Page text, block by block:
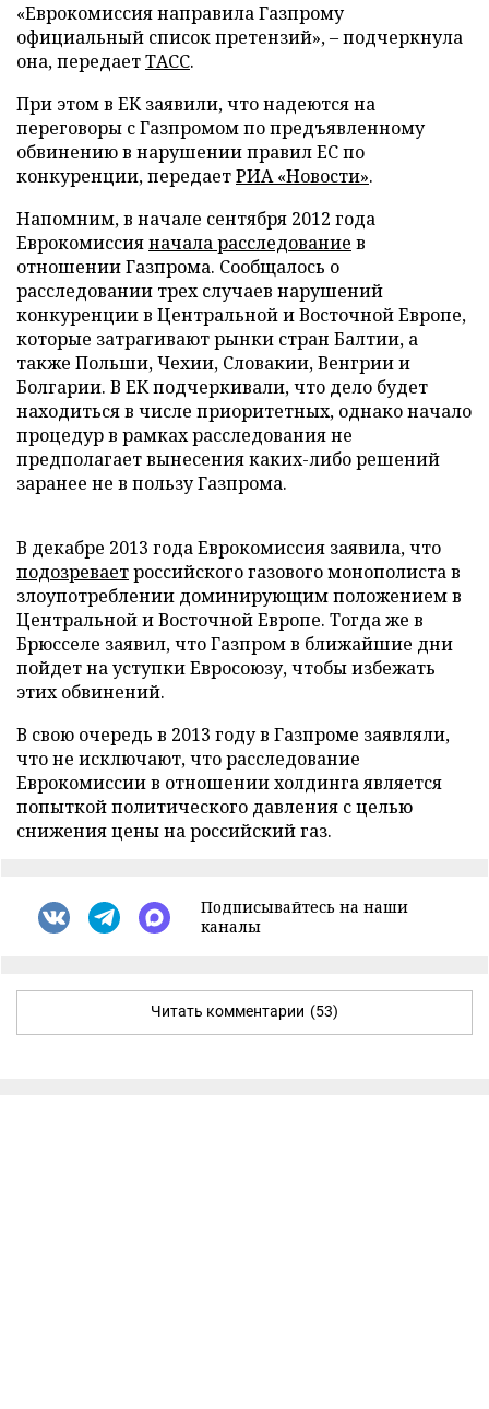
«Еврокомиссия направила Газпрому
официальный список претензий»,–подчеркнула
она, передаетТАСС.
При этом в ЕК заявили, что надеются на
переговоры с Газпромом по предъявленному
обвинению в нарушении правил ЕС по
конкуренции, передаетРИА «Новости».
Напомним, в начале сентября 2012 года
Еврокомиссияначала расследование в
отношении Газпрома. Сообщалось о
расследовании трех случаев нарушений
конкуренции в Центральной и Восточной Европе,
которые затрагивают рынки стран Балтии, а
также Польши, Чехии, Словакии, Венгрии и
Болгарии. В ЕК подчеркивали, что дело будет
находиться в числе приоритетных, однако начало
процедур в рамках расследования не
предполагает вынесения каких-либо решений
заранее не в пользу Газпрома.
В декабре 2013 года Еврокомиссия заявила, что
подозреваетроссийского газового монополиста в
злоупотреблении доминирующим положением в
Центральной и Восточной Европе. Тогда же в
Брюсселе заявил, что Газпром в ближайшие дни
пойдет на уступки Евросоюзу, чтобы избежать
этих обвинений.
В свою очередь в 2013 году в Газпроме заявляли,
что не исключают, что расследование
Еврокомиссии в отношении холдинга является
попыткой политического давления с целью
снижения цены на российский газ.
Подписывайтесь на наши
каналы
Читать комментарии (53)